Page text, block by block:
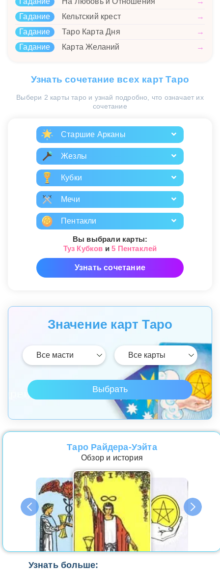
Гадание
Кельтский крест
→
Гадание
Таро Карта Дня
→
Гадание
Карта Желаний →
Узнать сочетание всех карт Таро
Выбери 2 карты таро и узнай подробно, что означает их
сочетание
Старшие Арканы
Жезлы
Кубки
Мечи
Пентакли
Вы выбрали карты:
Туз Кубков и5 Пентаклей
Узнать сочетание
Значение карт Таро
Таро Райдера-Уэйта
Обзор и история
Узнать больше: